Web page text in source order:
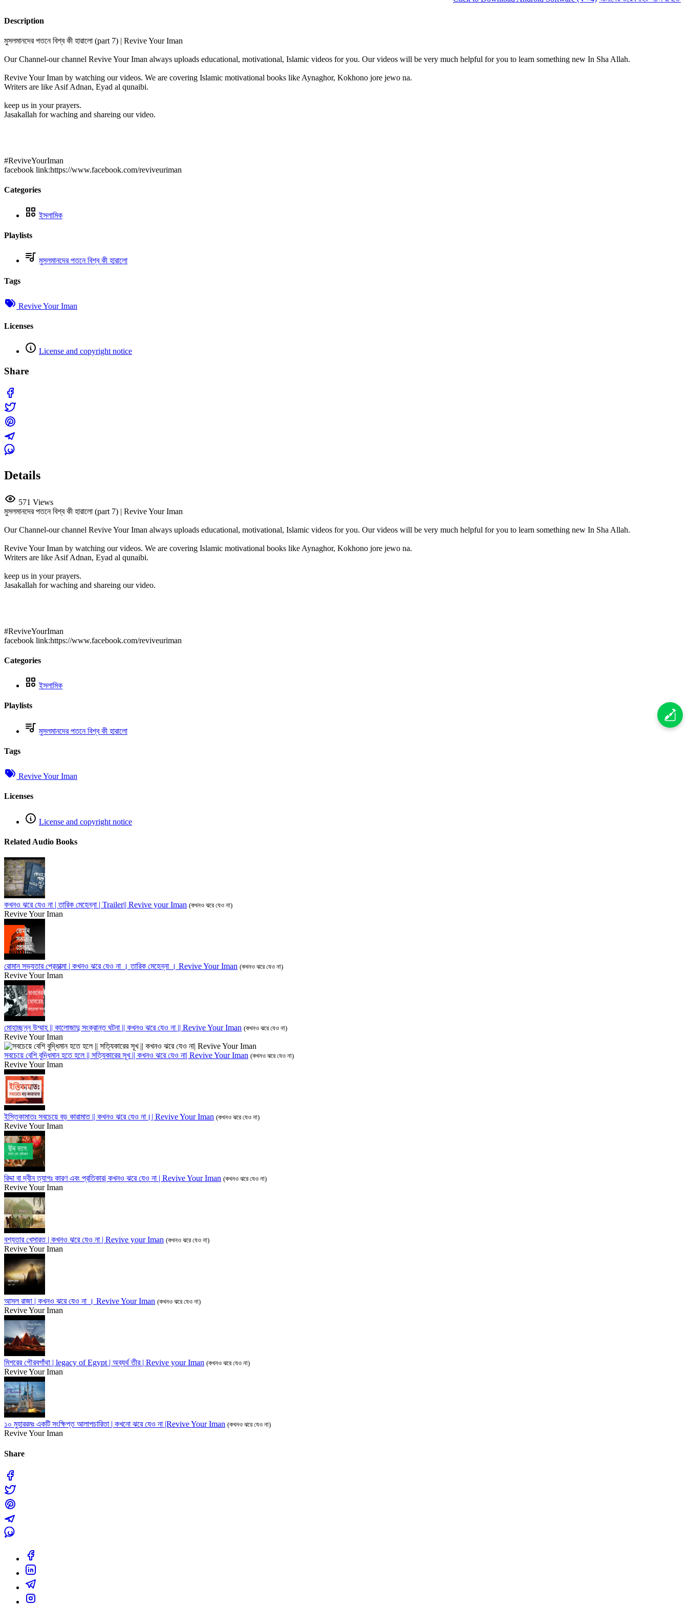
Description
মুসলমানদের পতনে বিশ্ব কী হারালো (part 7) | Revive Your Iman
Our Channel-our channel Revive Your Iman always uploads educational, motivational, Islamic videos for you. Our videos will be very much helpful for you to learn something new In Sha Allah.
Revive Your Iman by watching our videos. We are covering Islamic motivational books like Aynaghor, Kokhono jore jewo na.
Writers are like Asif Adnan, Eyad al qunaibi.
keep us in your prayers.
Jasakallah for waching and shareing our video.
#ReviveYourIman
facebook link:https://www.facebook.com/reviveuriman
Categories
ইসলামিক
Playlists
মুসলমানদের পতনে বিশ্ব কী হারালো
Tags
Revive Your Iman
Licenses
License and copyright notice
Share
Details
571 Views
মুসলমানদের পতনে বিশ্ব কী হারালো (part 7) | Revive Your Iman
Our Channel-our channel Revive Your Iman always uploads educational, motivational, Islamic videos for you. Our videos will be very much helpful for you to learn something new In Sha Allah.
Revive Your Iman by watching our videos. We are covering Islamic motivational books like Aynaghor, Kokhono jore jewo na.
Writers are like Asif Adnan, Eyad al qunaibi.
keep us in your prayers.
Jasakallah for waching and shareing our video.
#ReviveYourIman
facebook link:https://www.facebook.com/reviveuriman
Categories
ইসলামিক
Playlists
মুসলমানদের পতনে বিশ্ব কী হারালো
Tags
Revive Your Iman
Licenses
License and copyright notice
Related Audio Books
কখনও ঝরে যেও না | তারিক মেহেন্না | Trailer|| Revive your Iman (কখনও ঝরে যেও না)
Revive Your Iman
রোমান সভ্যতার প্রেতাত্মা | কখনও ঝরে যেও না । তারিক মেহেন্না । Revive Your Iman (কখনও ঝরে যেও না)
Revive Your Iman
মোহাচ্ছন্ন উম্মাহ || কালোজাদু সংক্রান্ত ঘটনা || কখনও ঝরে যেও না || Revive Your Iman (কখনও ঝরে যেও না)
Revive Your Iman
সবচেয়ে বেশি বুদ্ধিমান হতে হলে || সত্যিকারের সূখ || কখনও ঝরে যেও না| Revive Your Iman (কখনও ঝরে যেও না)
Revive Your Iman
ইস্তিকামাতঃ সবচেয়ে বড় কারামাত || কখনও ঝরে যেও না।| Revive Your Iman (কখনও ঝরে যেও না)
Revive Your Iman
রিদ্দা বা দ্বীন ত্যাগঃ কারণ এবং প্রতিকার| কখনও ঝরে যেও না | Revive Your Iman (কখনও ঝরে যেও না)
Revive Your Iman
বশ্যতার খেসারত | কখনও ঝরে যেও না | Revive your Iman (কখনও ঝরে যেও না)
Revive Your Iman
আসল রাজা | কখনও ঝরে যেও না । Revive Your Iman (কখনও ঝরে যেও না)
Revive Your Iman
মিশরের গৌরবগাঁথা | legacy of Egypt | অব্যর্থ তীর | Revive your Iman (কখনও ঝরে যেও না)
Revive Your Iman
১০ মুহাররমঃ একটি সংক্ষিপ্ত আলাপচারিতা | কখনো ঝরে যেও না |Revive Your Iman (কখনও ঝরে যেও না)
Revive Your Iman
Share